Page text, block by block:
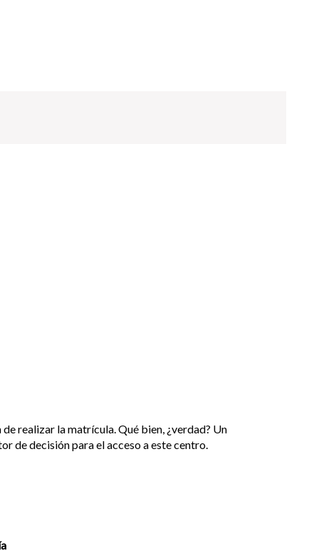
de realizar la matrícula. Qué bien, ¿verdad? Un
de decisión para el acceso a este centro.